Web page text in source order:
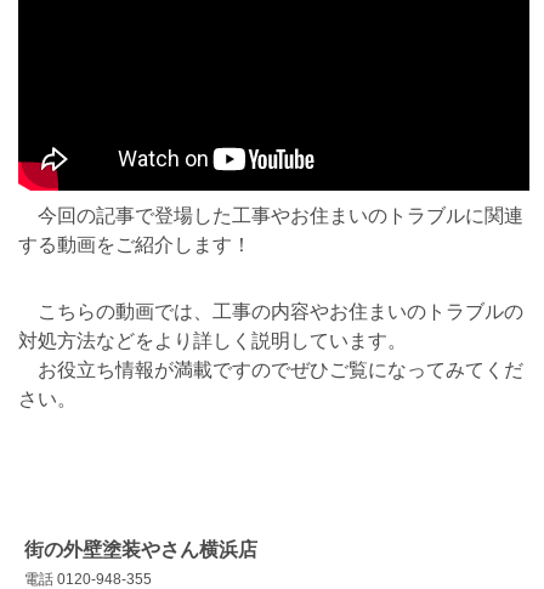
今回の記事で登場した工事やお住まいのトラブルに関連
する動画をご紹介します！
こちらの動画では、工事の内容やお住まいのトラブルの
対処方法などをより詳しく説明しています。
お役立ち情報が満載ですのでぜひご覧になってみてくだ
さい。
街の外壁塗装やさん横浜店
電話 0120-948-355